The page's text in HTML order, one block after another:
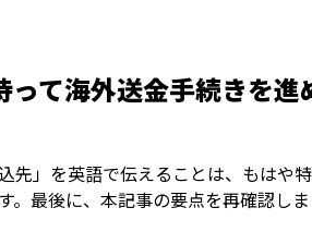
って海外送金手続きを進
先」を英語で伝えることは、もはや
。最後に、本記事の要点を再確認し